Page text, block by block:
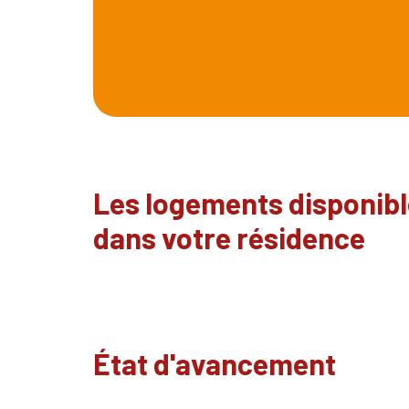
Les logements
dans votre résidence
État d'avancement